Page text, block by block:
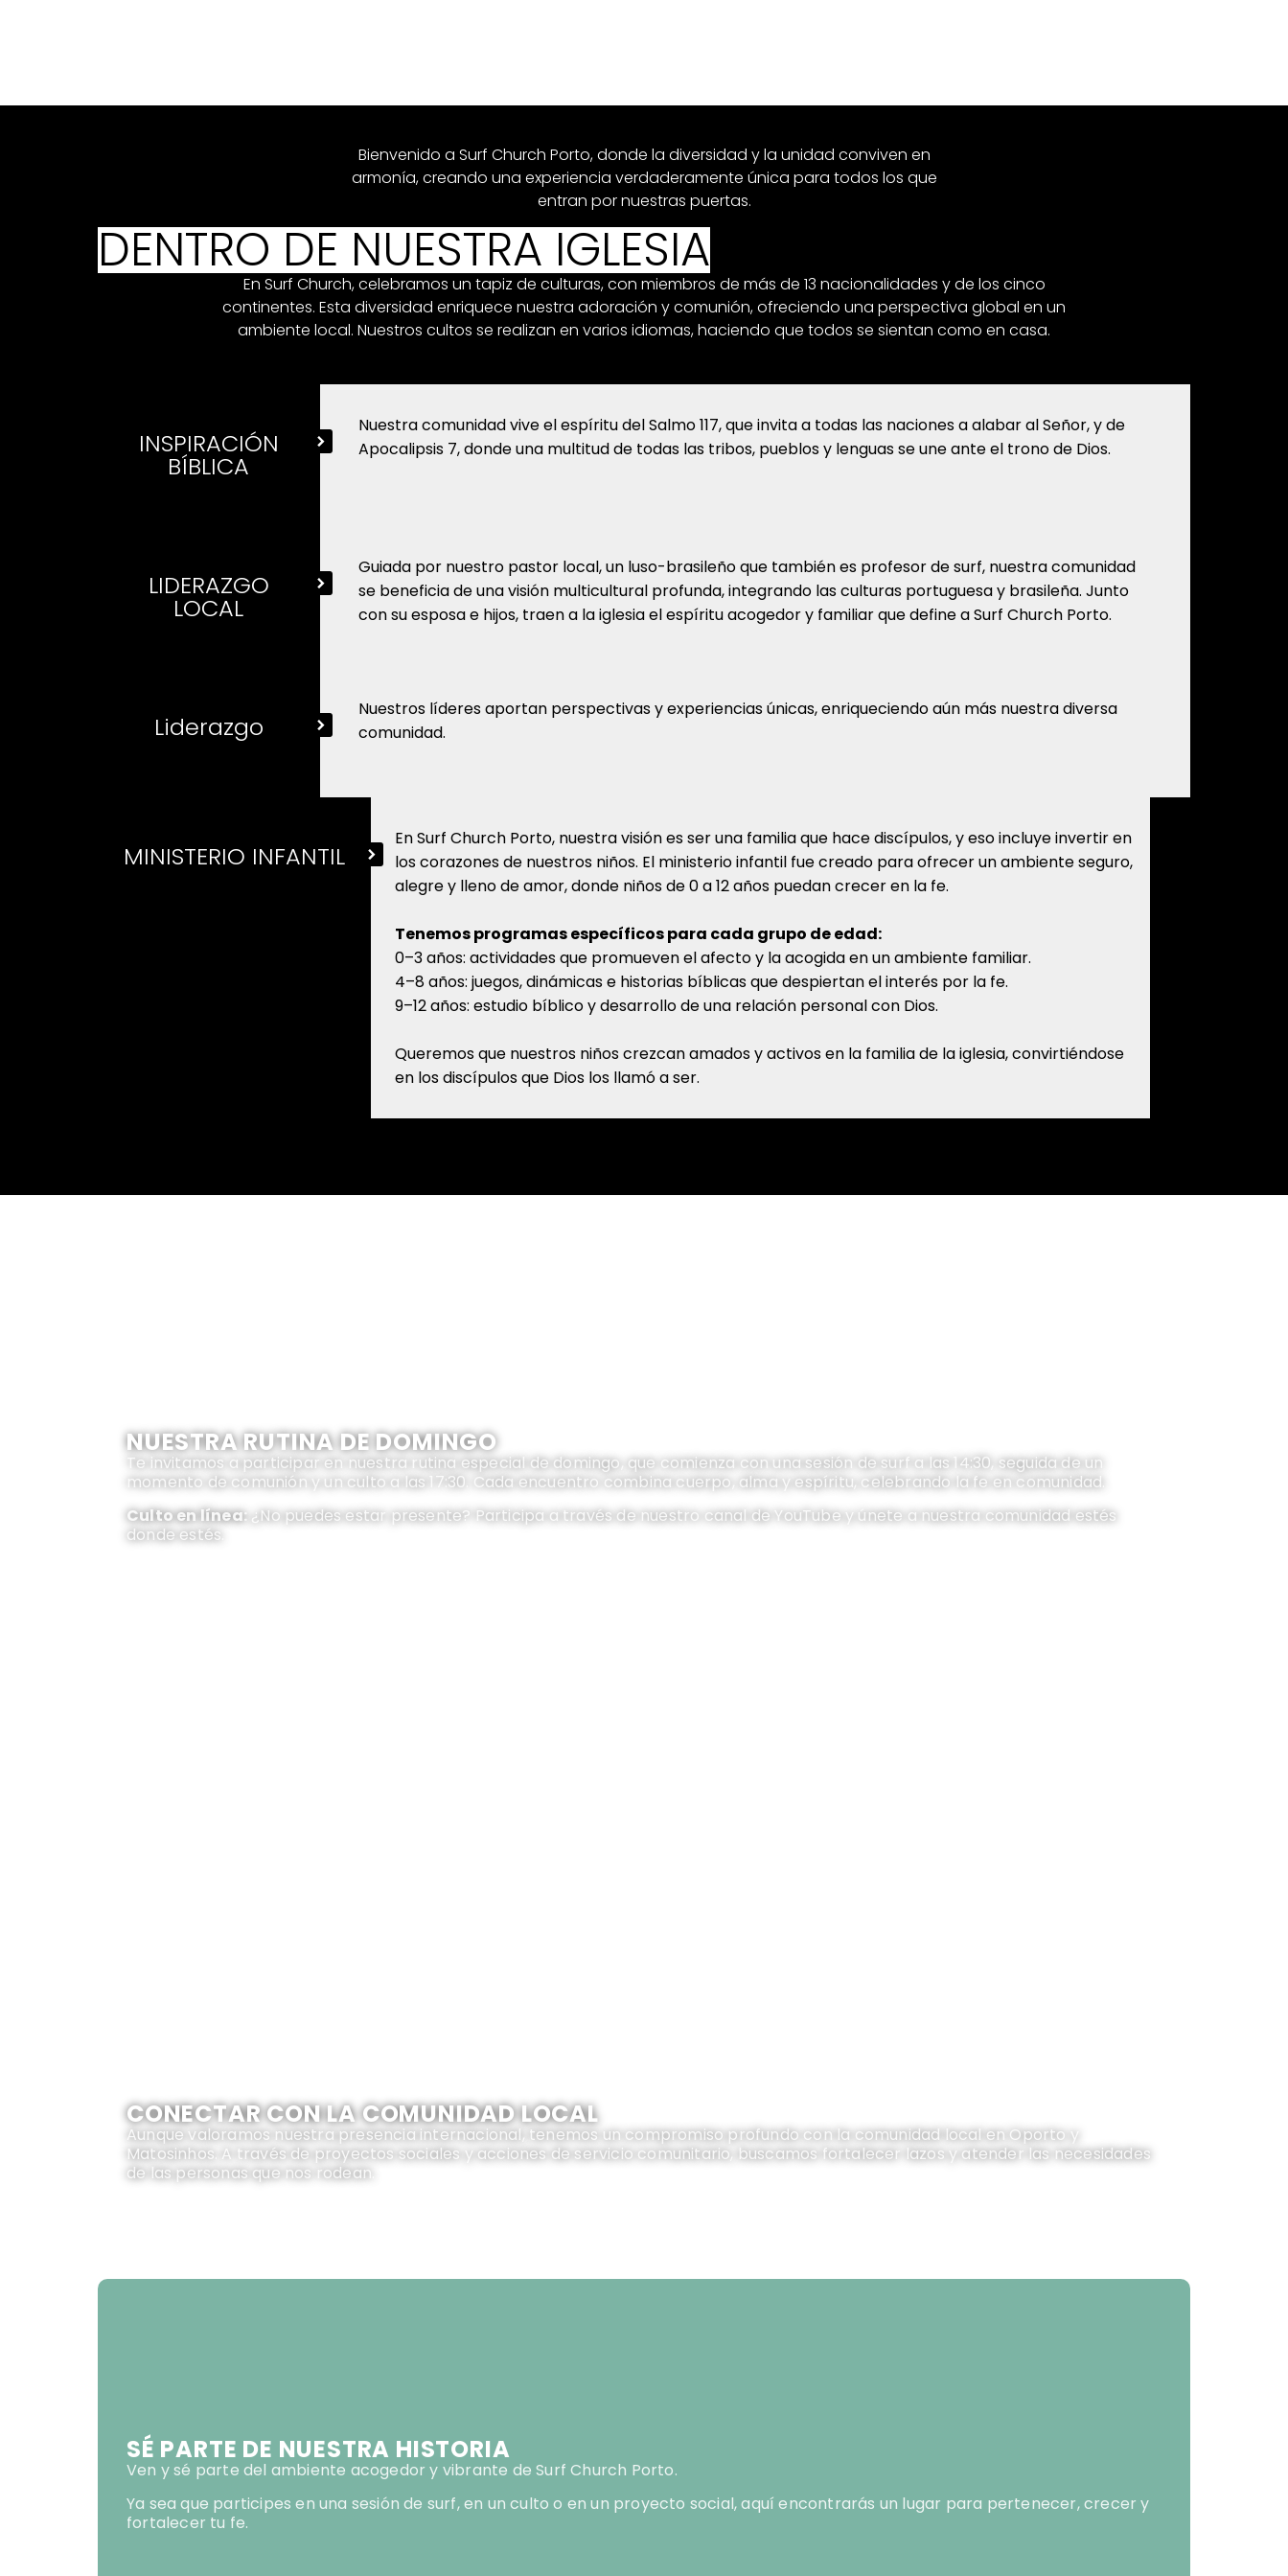
Bienvenido a Surf Church Porto, donde la diversidad y la unidad conviven en
armonía, creando una experiencia verdaderamente única para todos los que
entran por nuestras puertas.
DENTRO DE NUESTRA IGLESIA
En Surf Church, celebramos un tapiz de culturas, con miembros de más de 13 nacionalidades y de los cinco
continentes. Esta diversidad enriquece nuestra adoración y comunión, ofreciendo una perspectiva global en un
ambiente local. Nuestros cultos se realizan en varios idiomas, haciendo que todos se sientan como en casa.
INSPIRACIÓN
BÍBLICA
Nuestra comunidad vive el espíritu del Salmo 117, que invita a todas las naciones a alabar al Señor, y de
Apocalipsis 7, donde una multitud de todas las tribos, pueblos y lenguas se une ante el trono de Dios.
LIDERAZGO
LOCAL
Guiada por nuestro pastor local, un luso-brasileño que también es profesor de surf, nuestra comunidad
se beneficia de una visión multicultural profunda, integrando las culturas portuguesa y brasileña. Junto
con su esposa e hijos, traen a la iglesia el espíritu acogedor y familiar que define a Surf Church Porto.
Liderazgo
Nuestros líderes aportan perspectivas y experiencias únicas, enriqueciendo aún más nuestra diversa
comunidad.
MINISTERIO INFANTIL
En Surf Church Porto, nuestra visión es ser una familia que hace discípulos, y eso incluye invertir en
los corazones de nuestros niños. El ministerio infantil fue creado para ofrecer un ambiente seguro,
alegre y lleno de amor, donde niños de 0 a 12 años puedan crecer en la fe.
Tenemos programas específicos para cada grupo de edad:
0–3 años: actividades que promueven el afecto y la acogida en un ambiente familiar.
4–8 años: juegos, dinámicas e historias bíblicas que despiertan el interés por la fe.
9–12 años: estudio bíblico y desarrollo de una relación personal con Dios.
Queremos que nuestros niños crezcan amados y activos en la familia de la iglesia, convirtiéndose
en los discípulos que Dios los llamó a ser.
NUESTRA RUTINA DE DOMINGO
Te invitamos a participar en nuestra rutina especial de domingo, que comienza con una sesión de surf a las 14:30, seguida de un
momento de comunión y un culto a las 17:30. Cada encuentro combina cuerpo, alma y espíritu, celebrando la fe en comunidad.
Culto en línea: ¿No puedes estar presente? Participa a través de nuestro canal de YouTube y únete a nuestra comunidad estés
donde estés.
CONECTAR CON LA COMUNIDAD LOCAL
Aunque valoramos nuestra presencia internacional, tenemos un compromiso profundo con la comunidad local en Oporto y
Matosinhos. A través de proyectos sociales y acciones de servicio comunitario, buscamos fortalecer lazos y atender las necesidades
de las personas que nos rodean.
SÉ PARTE DE NUESTRA HISTORIA
Ven y sé parte del ambiente acogedor y vibrante de Surf Church Porto.
Ya sea que participes en una sesión de surf, en un culto o en un proyecto social, aquí encontrarás un lugar para pertenecer, crecer y
fortalecer tu fe.